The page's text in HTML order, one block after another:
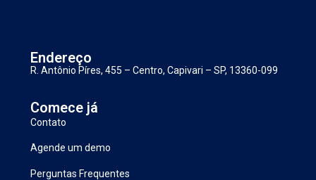
Endereço
R. Antônio Píres, 455 – Centro, Capivari – SP, 13360-099
Comece já
Contato
Agende um demo
Perguntas Frequentes